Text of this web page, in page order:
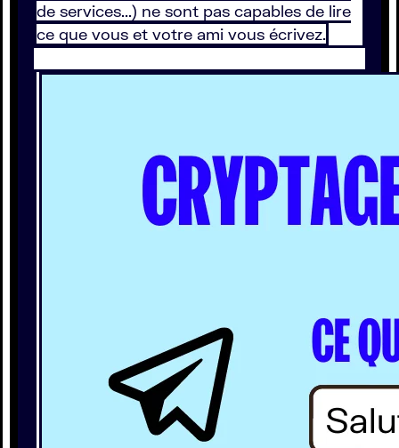
de services...) ne sont pas capables de lire
ce que vous et votre ami vous écrivez.